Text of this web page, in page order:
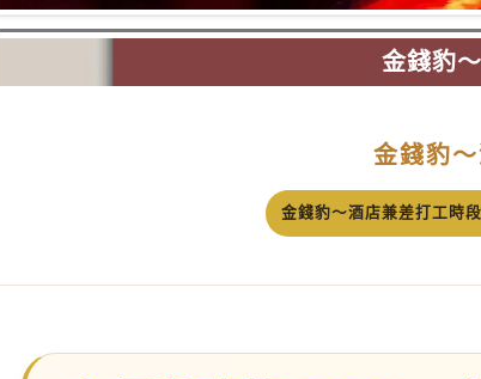
金錢豹
金錢豹
金錢豹～酒店兼差打工時